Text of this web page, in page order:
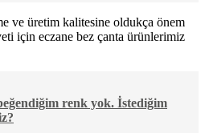
ve üretim kalitesine oldukça önem
için eczane bez çanta ürünlerimiz
renk yok. İstediğim